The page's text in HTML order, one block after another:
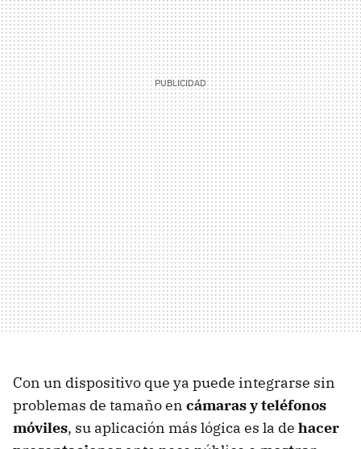
Con un dispositivo que ya puede integrarse sin
problemas de tamaño en cámaras y teléfonos
móviles, su aplicación más lógica es la de hacer